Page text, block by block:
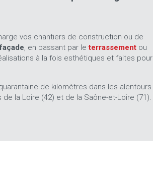
vos chantiers de construction ou de
, en passant par leterrassement ou
à la fois esthétiques et faites pour
de kilomètres dans les alentours
la Loire (42) et de la Saône-et-Loire (71).